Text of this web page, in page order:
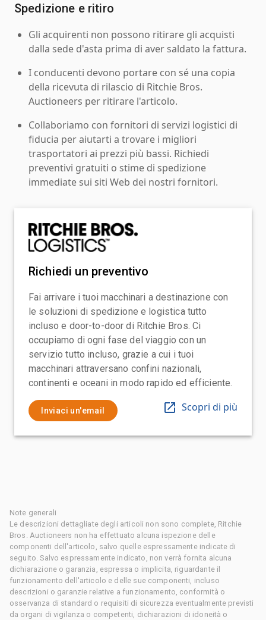
Spedizione e ritiro
Gli acquirenti non possono ritirare gli acquisti
dalla sede d'asta prima di aver saldato la fattura.
I conducenti devono portare con sé una copia
della ricevuta di rilascio di Ritchie Bros.
Auctioneers per ritirare l'articolo.
Collaboriamo con fornitori di servizi logistici di
fiducia per aiutarti a trovare i migliori
trasportatori ai prezzi più bassi. Richiedi
preventivi gratuiti o stime di spedizione
immediate sui siti Web dei nostri fornitori.
Richiedi un preventivo
Fai arrivare i tuoi macchinari a destinazione con
le soluzioni di spedizione e logistica tutto
incluso e door-to-door di Ritchie Bros. Ci
occupiamo di ogni fase del viaggio con un
servizio tutto incluso, grazie a cui i tuoi
macchinari attraversano confini nazionali,
continenti e oceani in modo rapido ed efficiente.
Inviaci un'email Scopri di più
Note generali
Le descrizioni dettagliate degli articoli non sono complete, Ritchie
Bros. Auctioneers non ha effettuato alcuna ispezione delle
componenti dell'articolo, salvo quelle espressamente indicate di
seguito. Salvo espressamente indicato, non verrà fornita alcuna
dichiarazione o garanzia, espressa o implicita, riguardante il
funzionamento dell'articolo e delle sue componenti, incluso
descrizioni o garanzie relative a funzionamento, conformità o
osservanza di standard o requisiti di sicurezza eventualmente previsti
da organi di vigilanza o competenti, dichiarazioni di idoneità o